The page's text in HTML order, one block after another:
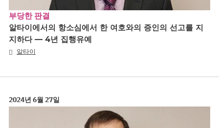
부당한 판결
알타이에서의 항소심에서 한 여호와의 증인의 선고를 지
지하다 — 4년 집행유예
알타이
2024년 6월 27일